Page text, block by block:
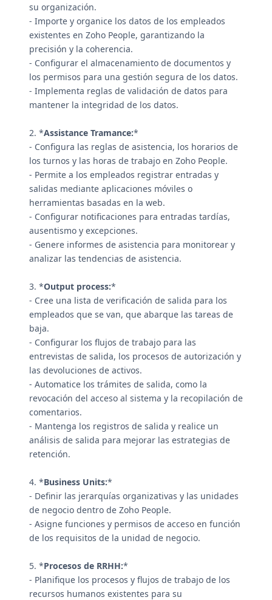
su organización.
- Importe y organice los datos de los empleados
existentes en Zoho People, garantizando la
precisión y la coherencia.
- Configurar el almacenamiento de documentos y
los permisos para una gestión segura de los datos.
- Implementa reglas de validación de datos para
mantener la integridad de los datos.
2. *Assistance Tramance:*
- Configura las reglas de asistencia, los horarios de
los turnos y las horas de trabajo en Zoho People.
- Permite a los empleados registrar entradas y
salidas mediante aplicaciones móviles o
herramientas basadas en la web.
- Configurar notificaciones para entradas tardías,
ausentismo y excepciones.
- Genere informes de asistencia para monitorear y
analizar las tendencias de asistencia.
3. *Output process:*
- Cree una lista de verificación de salida para los
empleados que se van, que abarque las tareas de
baja.
- Configurar los flujos de trabajo para las
entrevistas de salida, los procesos de autorización y
las devoluciones de activos.
- Automatice los trámites de salida, como la
revocación del acceso al sistema y la recopilación de
comentarios.
- Mantenga los registros de salida y realice un
análisis de salida para mejorar las estrategias de
retención.
4. *Business Units:*
- Definir las jerarquías organizativas y las unidades
de negocio dentro de Zoho People.
- Asigne funciones y permisos de acceso en función
de los requisitos de la unidad de negocio.
5. *Procesos de RRHH:*
- Planifique los procesos y flujos de trabajo de los
recursos humanos existentes para su